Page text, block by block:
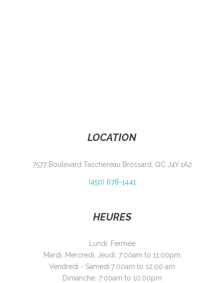
LOCATION
7577 Boulevard Taschereau Brossard, QC J4Y 1A2
(450) 678-1441
HEURES
Lundi: Fermée
Mardi, Mercredi, Jeudi: 7:00am to 11:00pm
Vendredi - Samedi:7:00am to 12:00 am
Dimanche: 7:00am to 10:00pm